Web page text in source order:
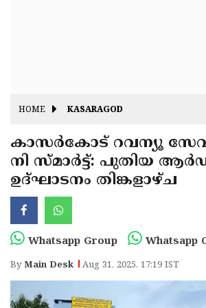
J&K
State
Assembly
Elections
Haryana
State
Assembly
Elections
Diwali
New-
Year
Republic
Day
Budget
HOME KASARAGOD
കാസർകോട് റവന്യൂ
നി സ്മാർട്ട്: പുതിയ
ഉദ്ഘാടനം തിങ്കളാഴ്ച
Whatsapp Group Whatsapp
ByMain Desk Aug 31, 2025, 17:19 IST